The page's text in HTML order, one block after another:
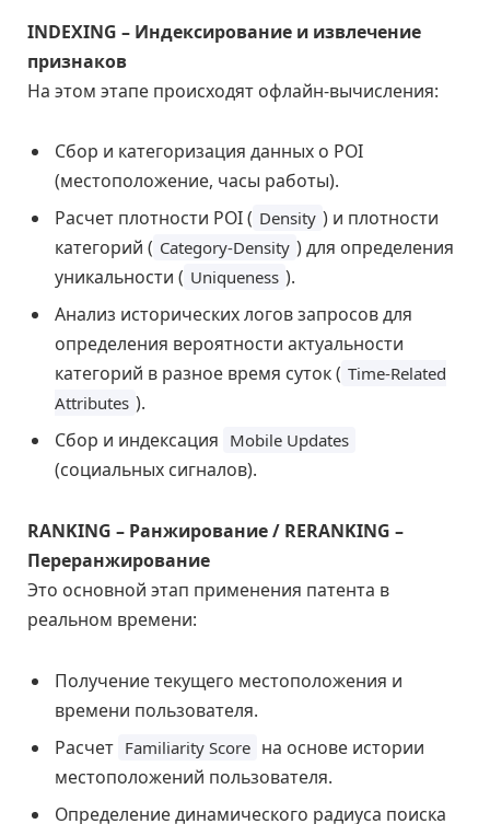
INDEXING – Индексирование и извлечение
признаков
На этом этапе происходят офлайн-вычисления:
Сбор и категоризация данных о POI
(местоположение, часы работы).
Расчет плотности POI ( Density ) и плотности
категорий ( Category-Density ) для определения
уникальности ( Uniqueness ).
Анализ исторических логов запросов для
определения вероятности актуальности
категорий в разное время суток ( Time-Related
Attributes ).
Сбор и индексация Mobile Updates
(социальных сигналов).
RANKING – Ранжирование / RERANKING –
Переранжирование
Это основной этап применения патента в
реальном времени:
Получение текущего местоположения и
времени пользователя.
Расчет Familiarity Score на основе истории
местоположений пользователя.
Определение динамического радиуса поиска